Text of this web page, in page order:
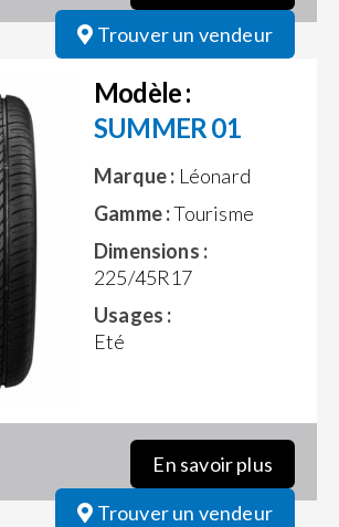
Trouver un vendeur
Modèle :
SUMMER 01
Marque : Léonard
Gamme :Tourisme
Dimensions :
225/45R17
Usages :
Eté
En savoir plus
Trouver un vendeur